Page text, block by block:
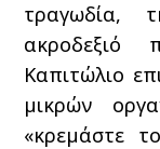
τραγωδία,
ακροδεξιό
Καπιτώλιο
μικρών
«κρεμάστε